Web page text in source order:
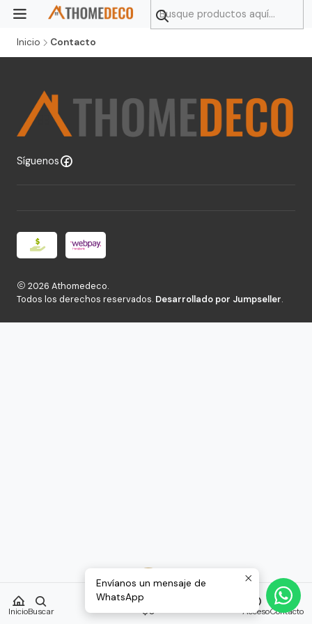
InicioBuscar
0
$0 AccesoContacto
Inicio Contacto
Síguenos
2026 Athomedeco.
Todos los derechos reservados. Desarrollado por Jumpseller.
Envíanos un mensaje de
WhatsApp